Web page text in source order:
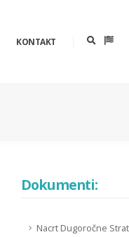
KONTAKT
Dokumenti:
Nacrt Dugoročne